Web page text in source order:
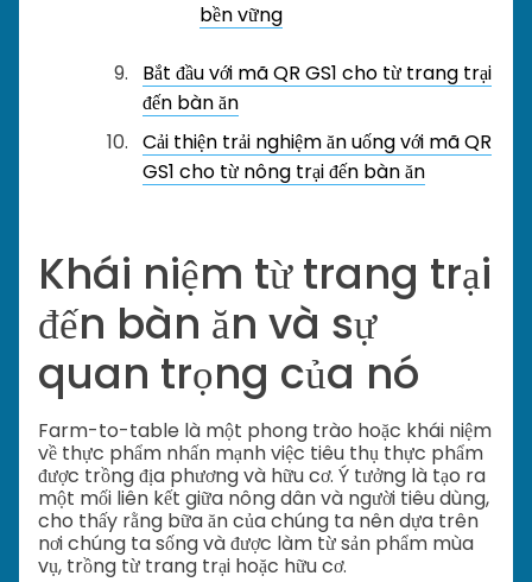
bền vững
Bắt đầu với mã QR GS1 cho từ trang trại
đến bàn ăn
Cải thiện trải nghiệm ăn uống với mã QR
GS1 cho từ nông trại đến bàn ăn
Khái niệm từ trang trại
đến bàn ăn và sự
quan trọng của nó
Farm-to-table là một phong trào hoặc khái niệm
về thực phẩm nhấn mạnh việc tiêu thụ thực phẩm
được trồng địa phương và hữu cơ. Ý tưởng là tạo ra
một mối liên kết giữa nông dân và người tiêu dùng,
cho thấy rằng bữa ăn của chúng ta nên dựa trên
nơi chúng ta sống và được làm từ sản phẩm mùa
vụ, trồng từ trang trại hoặc hữu cơ.